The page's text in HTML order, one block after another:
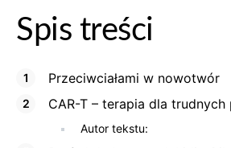
Spis treści
Przeciwciałami w nowotwór
CAR-T – terapia dla
Autor tekstu: